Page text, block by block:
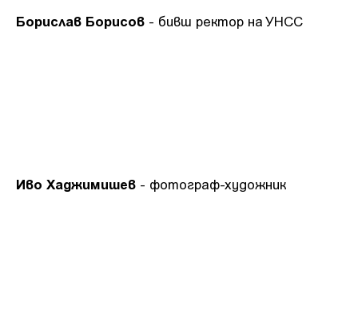
Борислав Борисов - бивш ректор на УНСС
Иво Хаджимишев - фотограф-художник